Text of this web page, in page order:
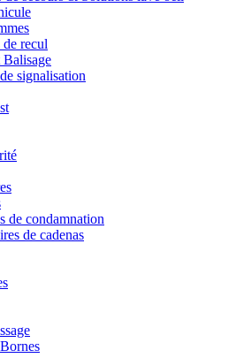
recul
Balisage
signalisation
de condamnation
de cadenas